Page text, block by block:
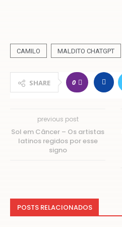
CAMILO MALDITO CHATGPT
SHARE 0
previous post
Sol em Câncer – Os artistas
latinos regidos por esse
signo
POSTS RELACIONADOS